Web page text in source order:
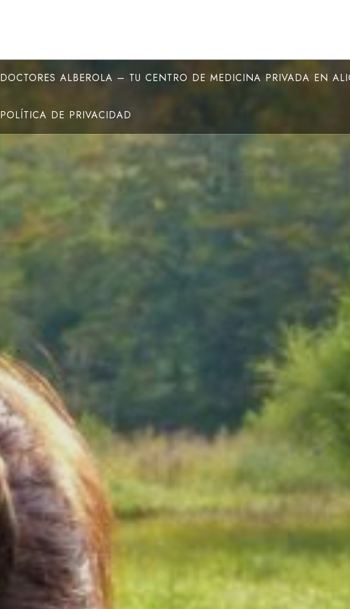
DOCTORES ALBEROLA – TU CENTRO DE MEDICINA PRIVADA EN
POLÍTICA DE PRIVACIDAD